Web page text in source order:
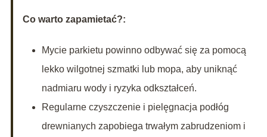
Co warto zapamietać?:
Mycie parkietu powinno odbywać się za pomocą
lekko wilgotnej szmatki lub mopa, aby uniknąć
nadmiaru wody i ryzyka odkształceń.
Regularne czyszczenie i pielęgnacja podłóg
drewnianych zapobiega trwałym zabrudzeniom i